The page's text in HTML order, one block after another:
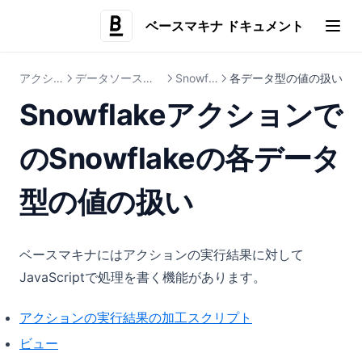
ベースマキナ ドキュメント
(opens
アクション データソース別の設定 Snowflake 各データ型の値の扱い
Snowflakeアクションで
のSnowflakeの各データ
型の値の扱い
ベースマキナにはアクションの実行結果に対して
JavaScriptで処理を書く機能があります。
アクションの実行結果の加工スクリプト
ビュー